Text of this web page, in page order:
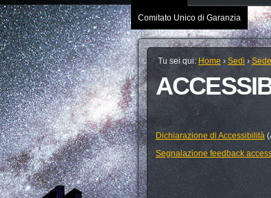
Comitato Unico di Garanzia
Tu sei qui: Home › Sedi ›
Dichiarazione di Accessibilità
Segnalazione feedback